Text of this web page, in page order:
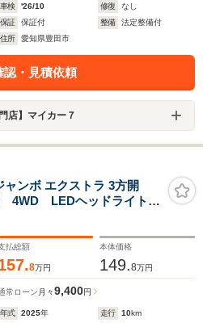
車検
'26/10 修復
なし
保証
保証付 整備
法定整備付
住所
愛知県豊田市
認・見積依頼
店】マイカー７
ンボ エクストラ 3方開
4WD LEDヘッドライト
業灯 電動格納リモコン
ーン ドアポケット リク
シート
払総額
8万円
本体価格
149.8万円
常ローン 月々9,400円
年式 2025年 走行 10km